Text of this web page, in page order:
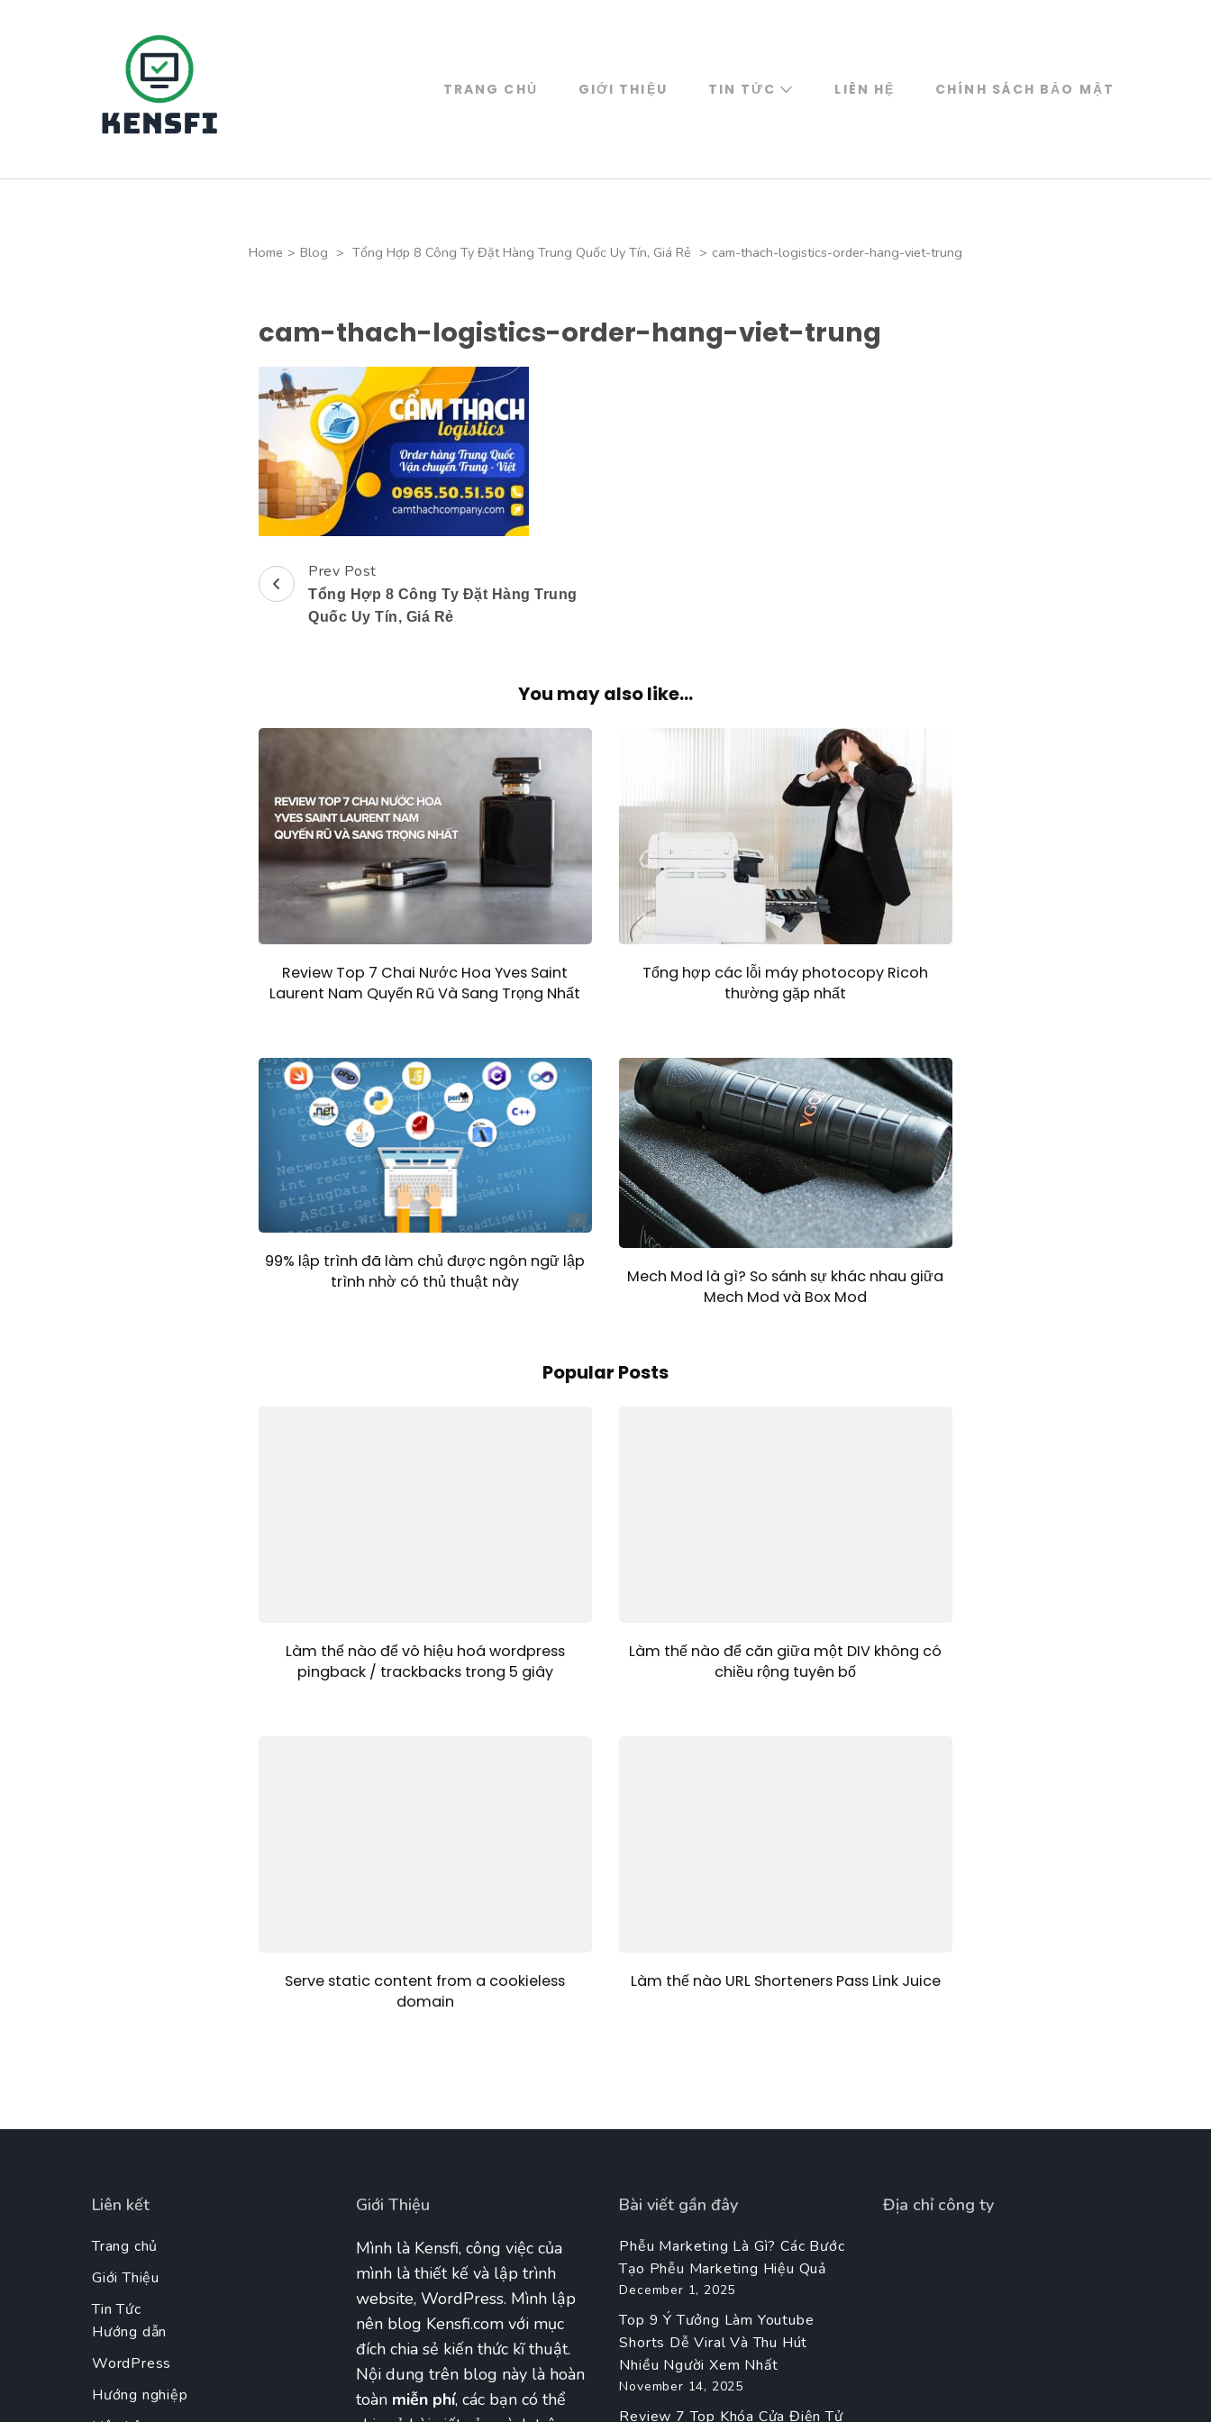
TRANG CHỦ GIỚI THIỆU TIN TỨC LIÊN HỆ CHÍNH SÁCH BẢO MẬT
Home > Blog > Tổng Hợp 8 Công Ty Đặt Hàng Trung Quốc Uy Tín, Giá Rẻ > cam-thach-logistics-order-hang-viet-trung
cam-thach-logistics-order-hang-viet-trung
Post
Navigation
Prev Post
Tổng Hợp 8 Công Ty Đặt Hàng Trung
Quốc Uy Tín, Giá Rẻ
You may also like...
Review Top 7 Chai Nước Hoa Yves Saint
Laurent Nam Quyến Rũ Và Sang Trọng Nhất
Tổng hợp các lỗi máy photocopy Ricoh
thường gặp nhất
99% lập trình đã làm chủ được ngôn ngữ lập
trình nhờ có thủ thuật này
Mech Mod là gì? So sánh sự khác nhau giữa
Mech Mod và Box Mod
Popular Posts
Làm thế nào để vô hiệu hoá wordpress
pingback / trackbacks trong 5 giây
Làm thế nào để căn giữa một DIV không có
chiều rộng tuyên bố
Serve static content from a cookieless
domain
Làm thế nào URL Shorteners Pass Link Juice
Liên kết
Trang chủ
Giới Thiệu
Tin Tức
Hướng dẫn
WordPress
Hướng nghiệp
Giới Thiệu
Mình là Kensfi, công việc của
mình là thiết kế và lập trình
website, WordPress. Mình lập
nên blog Kensfi.com với mục
đích chia sẻ kiến thức kĩ thuật.
Nội dung trên blog này là hoàn
toàn miễn phí, các bạn có thể
Bài viết gần đây
Phễu Marketing Là Gì? Các Bước
Tạo Phễu Marketing Hiệu Quả
December 1, 2025
Top 9 Ý Tưởng Làm Youtube
Shorts Dễ Viral Và Thu Hút
Nhiều Người Xem Nhất
November 14, 2025
Review 7 Top Khóa Cửa Điện Tử
Địa chỉ công ty